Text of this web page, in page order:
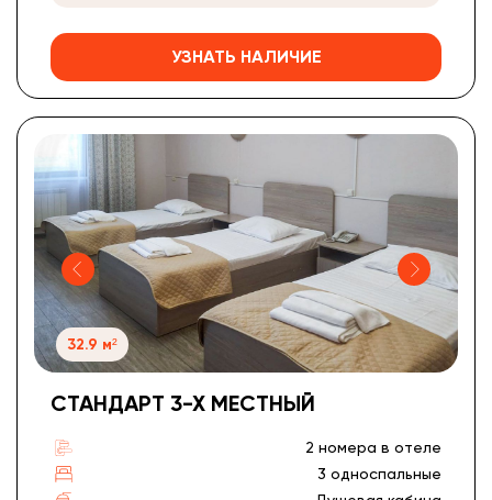
УЗНАТЬ НАЛИЧИЕ
32.9 м²
СТАНДАРТ 3-Х МЕСТНЫЙ
2 номера в отеле
3 односпальные